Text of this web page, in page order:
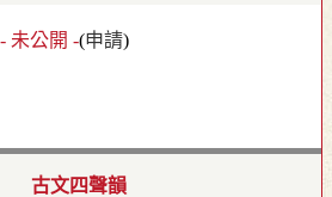
- 未公開 -(申請)
古文四聲韻